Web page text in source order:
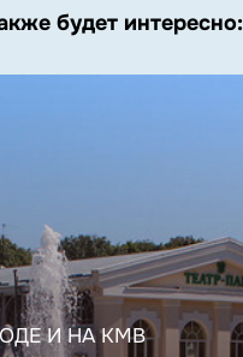
будет интересно:
И НА КМВ